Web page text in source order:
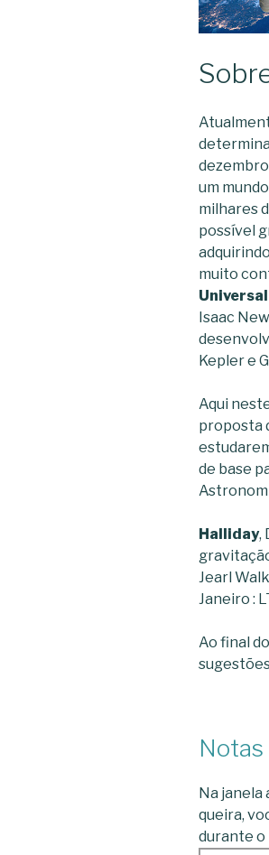
um
milhares
possível
muito
Universal
Isaac
Kepler e
Aqui
proposta
de base
Halliday,
Jearl
Janeiro :
Ao final
Na janela
queira,
durante o